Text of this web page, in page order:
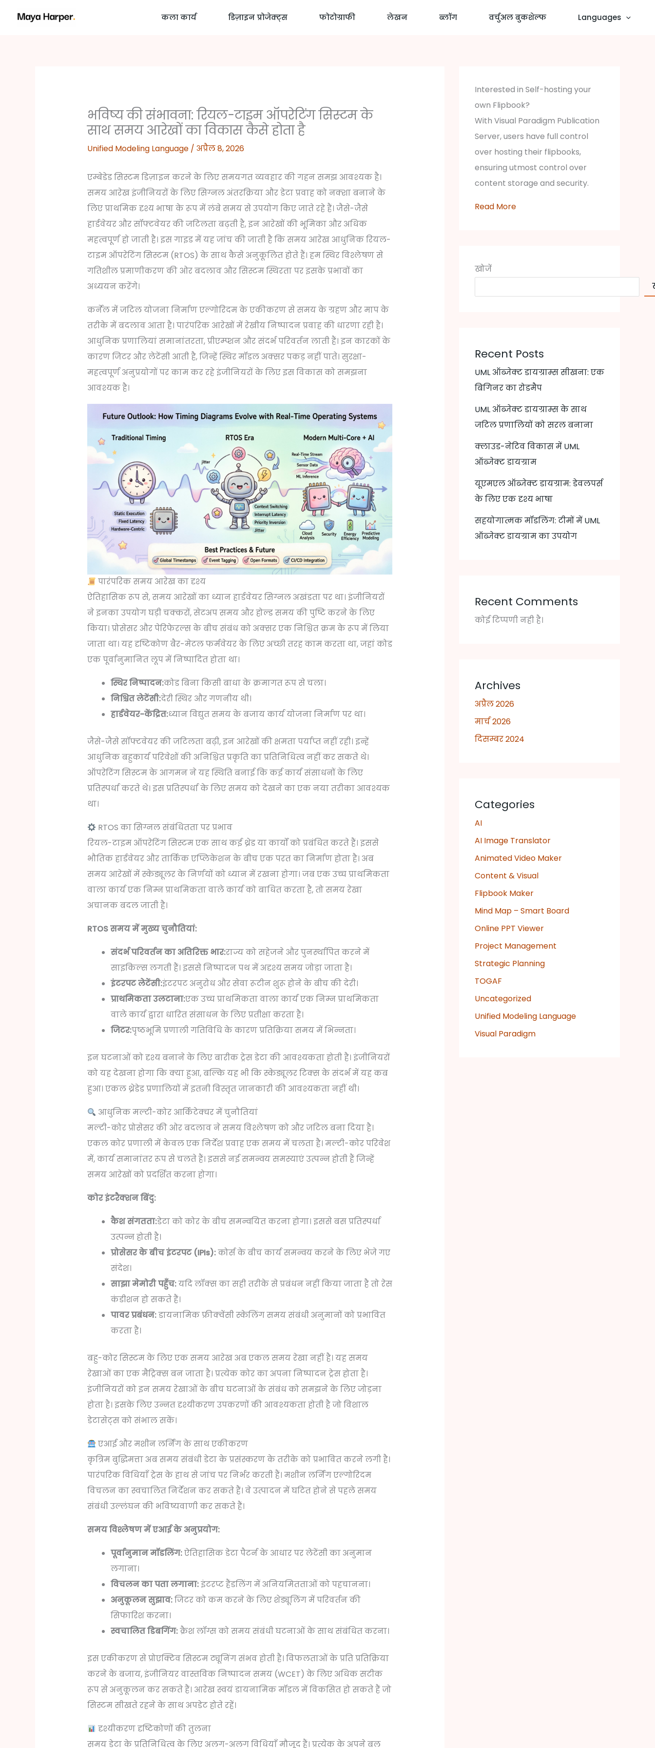
कला कार्य डिज़ाइन प्रोजेक्ट्स फोटोग्राफी लेखन ब्लॉग वर्चुअल बुकशेल्फ Languages
भविष्य की संभावना: रियल-टाइम ऑपरेटिंग सिस्टम के
साथ समय आरेखों का विकास कैसे होता है
Unified Modeling Language/ अप्रैल 8, 2026
एम्बेडेड सिस्टम डिज़ाइन करने के लिए समयगत व्यवहार की गहन समझ आवश्यक है।
समय आरेख इंजीनियरों के लिए सिग्नल अंतरक्रिया और डेटा प्रवाह को नक्शा बनाने के
लिए प्राथमिक दृश्य भाषा के रूप में लंबे समय से उपयोग किए जाते रहे हैं। जैसे-जैसे
हार्डवेयर और सॉफ्टवेयर की जटिलता बढ़ती है, इन आरेखों की भूमिका और अधिक
महत्वपूर्ण हो जाती है। इस गाइड में यह जांच की जाती है कि समय आरेख आधुनिक रियल-
टाइम ऑपरेटिंग सिस्टम (RTOS) के साथ कैसे अनुकूलित होते हैं। हम स्थिर विश्लेषण से
गतिशील प्रमाणीकरण की ओर बदलाव और सिस्टम स्थिरता पर इसके प्रभावों का
अध्ययन करेंगे।
कर्नेल में जटिल योजना निर्माण एल्गोरिदम के एकीकरण से समय के ग्रहण और माप के
तरीके में बदलाव आता है। पारंपरिक आरेखों में रेखीय निष्पादन प्रवाह की धारणा रही है।
आधुनिक प्रणालियां समानांतरता, प्रीएम्प्शन और संदर्भ परिवर्तन लाती हैं। इन कारकों के
कारण जिटर और लेटेंसी आती है, जिन्हें स्थिर मॉडल अक्सर पकड़ नहीं पाते। सुरक्षा-
महत्वपूर्ण अनुप्रयोगों पर काम कर रहे इंजीनियरों के लिए इस विकास को समझना
आवश्यक है।
पारंपरिक समय आरेख का दृश्य
ऐतिहासिक रूप से, समय आरेखों का ध्यान हार्डवेयर सिग्नल अखंडता पर था। इंजीनियरों
ने इनका उपयोग घड़ी चक्करों, सेटअप समय और होल्ड समय की पुष्टि करने के लिए
किया। प्रोसेसर और पेरिफेरल्स के बीच संबंध को अक्सर एक निश्चित क्रम के रूप में लिया
जाता था। यह दृष्टिकोण बैर-मेटल फर्मवेयर के लिए अच्छी तरह काम करता था, जहां कोड
एक पूर्वानुमानित लूप में निष्पादित होता था।
स्थिर निष्पादन:कोड बिना किसी बाधा के क्रमागत रूप से चला।
निश्चित लेटेंसी:देरी स्थिर और गणनीय थी।
हार्डवेयर-केंद्रित:ध्यान विद्युत समय के बजाय कार्य योजना निर्माण पर था।
जैसे-जैसे सॉफ्टवेयर की जटिलता बढ़ी, इन आरेखों की क्षमता पर्याप्त नहीं रही। इन्हें
आधुनिक बहुकार्य परिवेशों की अनिश्चित प्रकृति का प्रतिनिधित्व नहीं कर सकते थे।
ऑपरेटिंग सिस्टम के आगमन ने यह स्थिति बनाई कि कई कार्य संसाधनों के लिए
प्रतिस्पर्धा करते थे। इस प्रतिस्पर्धा के लिए समय को देखने का एक नया तरीका आवश्यक
था।
RTOS का सिग्नल संबंधितता पर प्रभाव
रियल-टाइम ऑपरेटिंग सिस्टम एक साथ कई थ्रेड या कार्यों को प्रबंधित करते हैं। इससे
भौतिक हार्डवेयर और तार्किक एप्लिकेशन के बीच एक परत का निर्माण होता है। अब
समय आरेखों में स्केड्यूलर के निर्णयों को ध्यान में रखना होगा। जब एक उच्च प्राथमिकता
वाला कार्य एक निम्न प्राथमिकता वाले कार्य को बाधित करता है, तो समय रेखा
अचानक बदल जाती है।
RTOS समय में मुख्य चुनौतियां:
संदर्भ परिवर्तन का अतिरिक्त भार:राज्य को सहेजने और पुनर्स्थापित करने में
साइकिल्स लगती हैं। इससे निष्पादन पथ में अदृश्य समय जोड़ा जाता है।
इंटरपट लेटेंसी:इंटरपट अनुरोध और सेवा रूटीन शुरू होने के बीच की देरी।
प्राथमिकता उलटाना:एक उच्च प्राथमिकता वाला कार्य एक निम्न प्राथमिकता
वाले कार्य द्वारा धारित संसाधन के लिए प्रतीक्षा करता है।
जिटर:पृष्ठभूमि प्रणाली गतिविधि के कारण प्रतिक्रिया समय में भिन्नता।
इन घटनाओं को दृश्य बनाने के लिए बारीक ट्रेस डेटा की आवश्यकता होती है। इंजीनियरों
को यह देखना होगा कि क्या हुआ, बल्कि यह भी कि स्केड्यूलर टिक्स के संदर्भ में यह कब
हुआ। एकल थ्रेडेड प्रणालियों में इतनी विस्तृत जानकारी की आवश्यकता नहीं थी।
आधुनिक मल्टी-कोर आर्किटेक्चर में चुनौतियां
मल्टी-कोर प्रोसेसर की ओर बदलाव ने समय विश्लेषण को और जटिल बना दिया है।
एकल कोर प्रणाली में केवल एक निर्देश प्रवाह एक समय में चलता है। मल्टी-कोर परिवेश
में, कार्य समानांतर रूप से चलते हैं। इससे नई समन्वय समस्याएं उत्पन्न होती हैं जिन्हें
समय आरेखों को प्रदर्शित करना होगा।
कोर इंटरैक्शन बिंदु:
कैश संगतता:डेटा को कोर के बीच समन्वयित करना होगा। इससे बस प्रतिस्पर्धा
उत्पन्न होती है।
प्रोसेसर के बीच इंटरपट (IPIs):कोर्स के बीच कार्य समन्वय करने के लिए भेजे गए
संदेश।
साझा मेमोरी पहुँच:यदि लॉक्स का सही तरीके से प्रबंधन नहीं किया जाता है तो रेस
कंडीशन हो सकते हैं।
पावर प्रबंधन:डायनामिक फ्रीक्वेंसी स्केलिंग समय संबंधी अनुमानों को प्रभावित
करता है।
बहु-कोर सिस्टम के लिए एक समय आरेख अब एकल समय रेखा नहीं है। यह समय
रेखाओं का एक मैट्रिक्स बन जाता है। प्रत्येक कोर का अपना निष्पादन ट्रेस होता है।
इंजीनियरों को इन समय रेखाओं के बीच घटनाओं के संबंध को समझने के लिए जोड़ना
होता है। इसके लिए उन्नत दृश्यीकरण उपकरणों की आवश्यकता होती है जो विशाल
डेटासेट्स को संभाल सकें।
एआई और मशीन लर्निंग के साथ एकीकरण
कृत्रिम बुद्धिमत्ता अब समय संबंधी डेटा के प्रसंस्करण के तरीके को प्रभावित करने लगी है।
पारंपरिक विधियाँ ट्रेस के हाथ से जांच पर निर्भर करती हैं। मशीन लर्निंग एल्गोरिदम
विचलन का स्वचालित निर्देशन कर सकते हैं। वे उत्पादन में घटित होने से पहले समय
संबंधी उल्लंघन की भविष्यवाणी कर सकते हैं।
समय विश्लेषण में एआई के अनुप्रयोग:
पूर्वानुमान मॉडलिंग:ऐतिहासिक डेटा पैटर्न के आधार पर लेटेंसी का अनुमान
लगाना।
विचलन का पता लगाना:इंटरप्ट हैंडलिंग में अनियमितताओं को पहचानना।
अनुकूलन सुझाव:जिटर को कम करने के लिए शेड्यूलिंग में परिवर्तन की
सिफारिश करना।
स्वचालित डिबगिंग:क्रैश लॉग्स को समय संबंधी घटनाओं के साथ संबंधित करना।
इस एकीकरण से प्रोएक्टिव सिस्टम ट्यूनिंग संभव होती है। विफलताओं के प्रति प्रतिक्रिया
करने के बजाय, इंजीनियर वास्तविक निष्पादन समय (WCET) के लिए अधिक सटीक
रूप से अनुकूलन कर सकते हैं। आरेख स्वयं डायनामिक मॉडल में विकसित हो सकते हैं जो
सिस्टम सीखते रहने के साथ अपडेट होते रहें।
दृश्यीकरण दृष्टिकोणों की तुलना
समय डेटा के प्रतिनिधित्व के लिए अलग-अलग विधियाँ मौजूद हैं। प्रत्येक के अपने बल
Interested in Self-hosting your
own Flipbook?
With Visual Paradigm Publication
Server, users have full control
over hosting their flipbooks,
ensuring utmost control over
content storage and security.
Read More
खोजें
Recent Posts
UML ऑब्जेक्ट डायग्राम्स सीखना: एक
बिगिनर का रोडमैप
UML ऑब्जेक्ट डायग्राम्स के साथ
जटिल प्रणालियों को सरल बनाना
क्लाउड-नेटिव विकास में UML
ऑब्जेक्ट डायग्राम
यूएमएल ऑब्जेक्ट डायग्राम: डेवलपर्स
के लिए एक दृश्य भाषा
सहयोगात्मक मॉडलिंग: टीमों में UML
ऑब्जेक्ट डायग्राम का उपयोग
Recent Comments
कोई टिप्पणी नही है।
Archives
अप्रैल 2026
मार्च 2026
दिसम्बर 2024
Categories
AI
AI Image Translator
Animated Video Maker
Content & Visual
Flipbook Maker
Mind Map – Smart Board
Online PPT Viewer
Project Management
Strategic Planning
TOGAF
Uncategorized
Unified Modeling Language
Visual Paradigm